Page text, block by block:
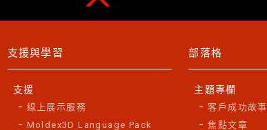
支援與學習
支援
線上展示服務
Moldex3D Language Pack
部落格
主題專欄
客戶成功故事
焦點文章